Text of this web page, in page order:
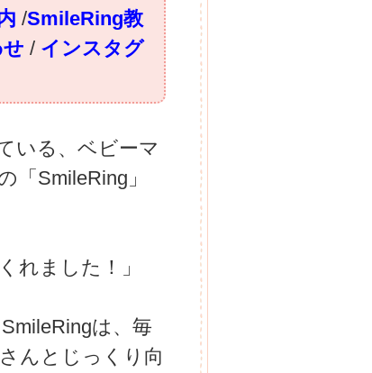
/SmileRing教
/ インスタグ
いる、ベビーマ
「SmileRing」
れました！」
は、毎
んとじっくり向